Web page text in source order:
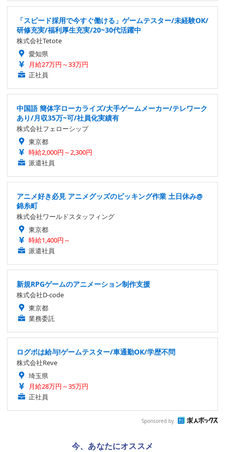
「スピード採用で今すぐ働ける」ゲームテスター/未経験OK/
研修充実/福利厚生充実/20~30代活躍中
株式会社Tetote
愛知県
月給27万円～33万円
正社員
中国語 簡体字ローカライズ/大手ゲームメーカー/テレワーク
あり/月収35万~可/社員化実績有
株式会社フェローシップ
東京都
時給2,000円～2,300円
派遣社員
アニメ好き必見 アニメグッズのピッキング作業 土日休み@
錦糸町
株式会社ワールドスタッフィング
東京都
時給1,400円～
派遣社員
新規RPGゲームのアニメーション制作支援
株式会社D-code
東京都
業務委託
ログボは給与!ゲームテスター/車通勤OK/学歴不問
株式会社Reve
埼玉県
月給28万円～35万円
正社員
Sponsored by
今、あなたにオススメ